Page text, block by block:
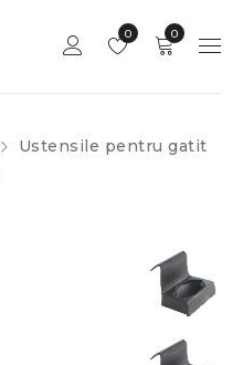
0
0
Ustensile pentru gatit